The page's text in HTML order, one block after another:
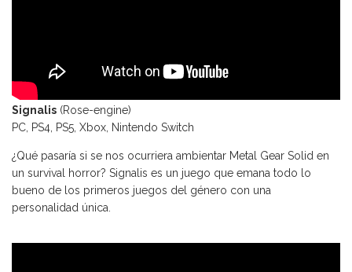
Signalis (Rose-engine)
PC, PS4, PS5, Xbox, Nintendo Switch
¿Qué pasaría si se nos ocurriera ambientar Metal Gear Solid en
un survival horror? Signalis es un juego que emana todo lo
bueno de los primeros juegos del género con una
personalidad única.